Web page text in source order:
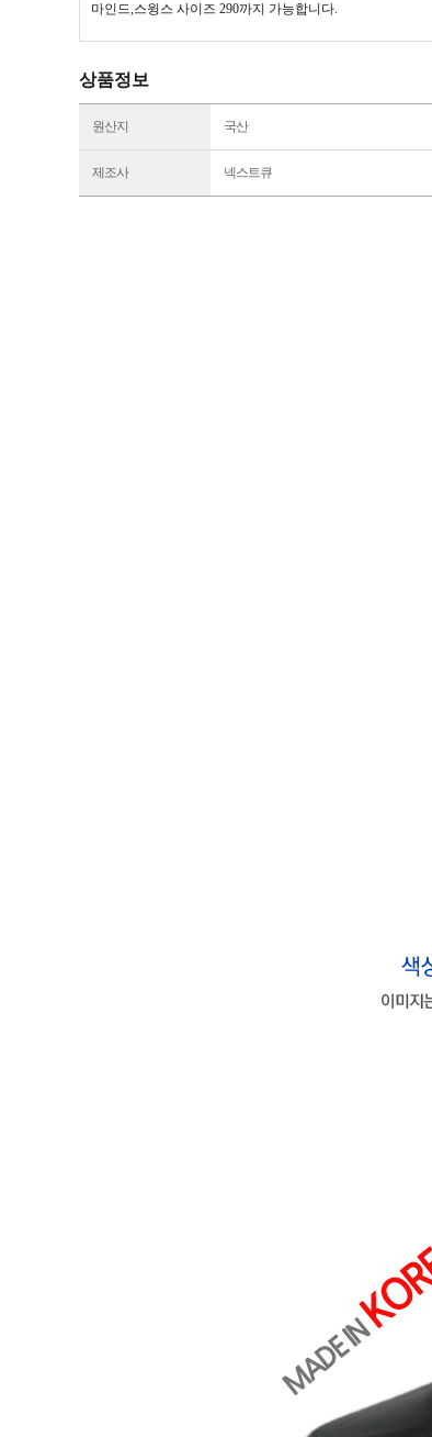
마인드,스윙스 사이즈 290까지 가능합니다.
상품정보
원산지 국산
제조사 넥스트큐